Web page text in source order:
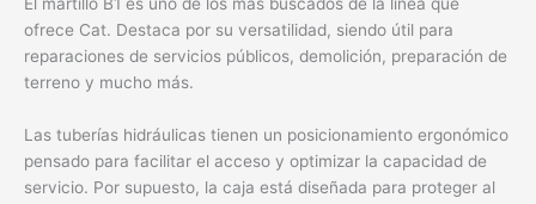
El martillo B1 es uno de los más buscados de la línea que
ofrece Cat. Destaca por su versatilidad, siendo útil para
reparaciones de servicios públicos, demolición, preparación de
terreno y mucho más.
Las tuberías hidráulicas tienen un posicionamiento ergonómico
pensado para facilitar el acceso y optimizar la capacidad de
servicio. Por supuesto, la caja está diseñada para proteger al